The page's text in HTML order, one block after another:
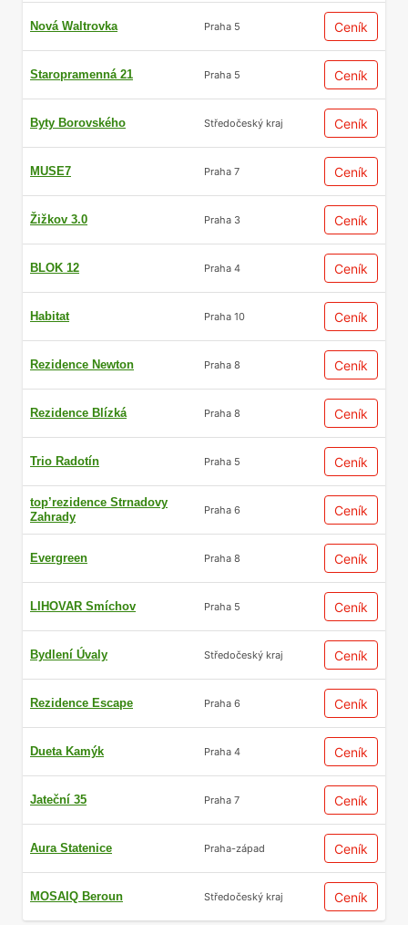
Nová Waltrovka Praha 5 Ceník
Staropramenná 21 Praha 5 Ceník
Byty Borovského Středočeský kraj Ceník
MUSE7 Praha 7 Ceník
Žižkov 3.0 Praha 3 Ceník
BLOK 12 Praha 4 Ceník
Habitat Praha 10 Ceník
Rezidence Newton Praha 8 Ceník
Rezidence Blízká Praha 8 Ceník
Trio Radotín Praha 5 Ceník
top’rezidence Strnadovy
Zahrady
Praha 6 Ceník
Evergreen Praha 8 Ceník
LIHOVAR Smíchov Praha 5 Ceník
Bydlení Úvaly Středočeský kraj Ceník
Rezidence Escape Praha 6 Ceník
Dueta Kamýk Praha 4 Ceník
Jateční 35 Praha 7 Ceník
Aura Statenice Praha-západ Ceník
MOSAIQ Beroun Středočeský kraj Ceník